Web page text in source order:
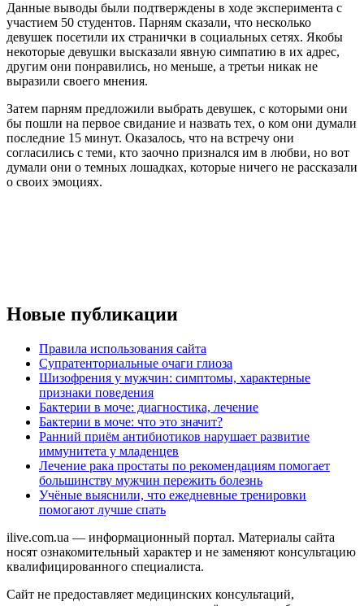
Данные выводы были подтверждены в ходе эксперимента с
участием 50 студентов. Парням сказали, что несколько
девушек посетили их странички в социальных сетях. Якобы
некоторые девушки высказали явную симпатию в их адрес,
другим они понравились, но меньше, а третьи никак не
выразили своего мнения.
Затем парням предложили выбрать девушек, с которыми они
бы пошли на первое свидание и назвать тех, о ком они думали
последние 15 минут. Оказалось, что на встречу они
согласились с теми, кто заочно признался им в любви, но вот
думали они о темных лошадках, которые ничего не рассказали
о своих эмоциях.
Новые публикации
Правила использования сайта
Супратенториальные очаги глиоза
Шизофрения у мужчин: симптомы, характерные
признаки поведения
Бактерии в моче: диагностика, лечение
Бактерии в моче: что это значит?
Ранний приём антибиотиков нарушает развитие
иммунитета у младенцев
Лечение рака простаты по рекомендациям помогает
большинству мужчин пережить болезнь
Учёные выяснили, что ежедневные тренировки
помогают лучше спать
ilive.com.ua — информационный портал. Материалы сайта
носят ознакомительный характер и не заменяют консультацию
квалифицированного специалиста.
Сайт не предоставляет медицинских консультаций,